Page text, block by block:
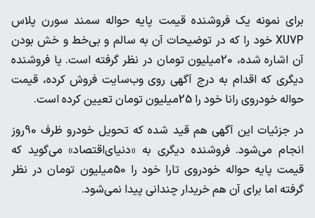
برای نمونه یک فروشنده قیمت پایه حواله سمند سورن پلاس
XU7P خود را که در توضیحات آن به سالم و بی‌خط و خش بودن
آن اشاره شده، 20‌میلیون تومان در نظر گرفته است. یا فروشنده
دیگری که اقدام به درج آگهی روی وب‌سایت فروش کرده، قیمت
حواله خودروی رانا خود را 25‌میلیون تومان تعیین کرده است.
در جزئیات این آگهی هم قید شده که تحویل خودرو ظرف 90روز
انجام می‌شود. فروشنده دیگری به «دنیای‌اقتصاد» می‌گوید که
قیمت پایه حواله خودروی تارا خود را 50‌میلیون تومان در نظر
گرفته اما برای آن هم خریدار چندانی پیدا نمی‌شود.